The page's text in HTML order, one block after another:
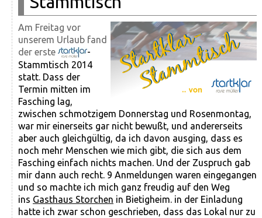
Am Freitag vor
unserem Urlaub fand
der erste
-
Stammtisch 2014
statt. Dass der
Termin mitten im
Fasching lag,
zwischen schmotzigem Donnerstag und Rosenmontag,
war mir einerseits gar nicht bewußt, und andererseits
aber auch gleichgültig, da ich davon ausging, dass es
noch mehr Menschen wie mich gibt, die sich aus dem
Fasching einfach nichts machen. Und der Zuspruch gab
mir dann auch recht. 9 Anmeldungen waren eingegangen
und so machte ich mich ganz freudig auf den Weg
ins Gasthaus Storchen in Bietigheim. in der Einladung
hatte ich zwar schon geschrieben, dass das Lokal nur zu